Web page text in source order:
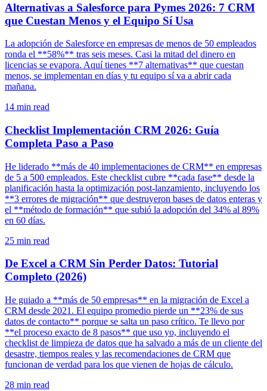
Alternativas a Salesforce para Pymes 2026: 7 CRM
que Cuestan Menos y el Equipo Sí Usa
La adopción de Salesforce en empresas de menos de 50 empleados
ronda el **58%** tras seis meses. Casi la mitad del dinero en
licencias se evapora. Aquí tienes **7 alternativas** que cuestan
menos, se implementan en días y tu equipo sí va a abrir cada
mañana.
14 min read
Checklist Implementación CRM 2026: Guía
Completa Paso a Paso
He liderado **más de 40 implementaciones de CRM** en empresas
de 5 a 500 empleados. Este checklist cubre **cada fase** desde la
planificación hasta la optimización post-lanzamiento, incluyendo los
**3 errores de migración** que destruyeron bases de datos enteras y
el **método de formación** que subió la adopción del 34% al 89%
en 60 días.
25 min read
De Excel a CRM Sin Perder Datos: Tutorial
Completo (2026)
He guiado a **más de 50 empresas** en la migración de Excel a
CRM desde 2021. El equipo promedio pierde un **23% de sus
datos de contacto** porque se salta un paso crítico. Te llevo por
**el proceso exacto de 8 pasos** que uso yo, incluyendo el
checklist de limpieza de datos que ha salvado a más de un cliente del
desastre, tiempos reales y las recomendaciones de CRM que
funcionan de verdad para los que vienen de hojas de cálculo.
28 min read